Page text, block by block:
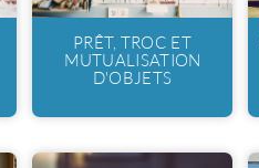
PRÊT, TROC ET
MUTUALISATION
D'OBJETS